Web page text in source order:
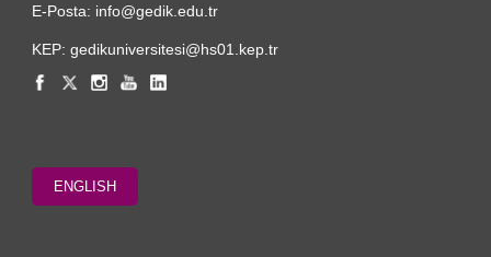
E-Posta: info@gedik.edu.tr
KEP: gedikuniversitesi@hs01.kep.tr
ENGLISH